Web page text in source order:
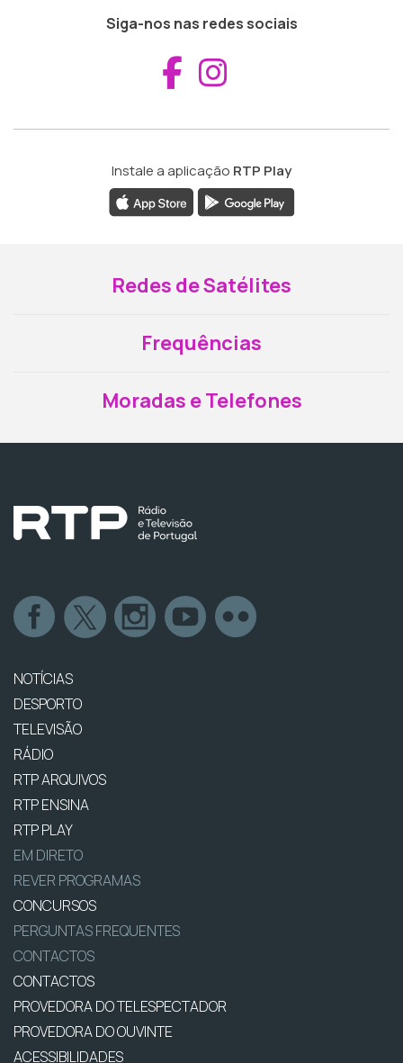
Siga-nos nas redes sociais
Aceder ao
Instale a aplicação RTP Play
Redes de Satélites
Frequências
Moradas e Telefones
NOTÍCIAS
DESPORTO
TELEVISÃO
RÁDIO
RTP ARQUIVOS
RTP ENSINA
RTP PLAY
EM DIRETO
REVER PROGRAMAS
CONCURSOS
PERGUNTAS FREQUENTES
CONTACTOS
CONTACTOS
PROVEDORA DO TELESPECTADOR
PROVEDORA DO OUVINTE
ACESSIBILIDADES